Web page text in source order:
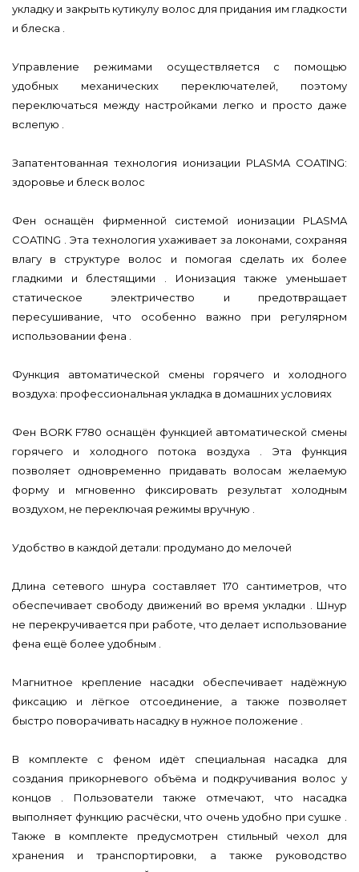
укладку и закрыть кутикулу волос для придания им гладкости
и блеска .
Управление режимами осуществляется с помощью
удобных механических переключателей, поэтому
переключаться между настройками легко и просто даже
вслепую .
Запатентованная технология ионизации PLASMA COATING:
здоровье и блеск волос
Фен оснащён фирменной системой ионизации PLASMA
COATING . Эта технология ухаживает за локонами, сохраняя
влагу в структуре волос и помогая сделать их более
гладкими и блестящими . Ионизация также уменьшает
статическое электричество и предотвращает
пересушивание, что особенно важно при регулярном
использовании фена .
Функция автоматической смены горячего и холодного
воздуха: профессиональная укладка в домашних условиях
Фен BORK F780 оснащён функцией автоматической смены
горячего и холодного потока воздуха . Эта функция
позволяет одновременно придавать волосам желаемую
форму и мгновенно фиксировать результат холодным
воздухом, не переключая режимы вручную .
Удобство в каждой детали: продумано до мелочей
Длина сетевого шнура составляет 170 сантиметров, что
обеспечивает свободу движений во время укладки . Шнур
не перекручивается при работе, что делает использование
фена ещё более удобным .
Магнитное крепление насадки обеспечивает надёжную
фиксацию и лёгкое отсоединение, а также позволяет
быстро поворачивать насадку в нужное положение .
В комплекте с феном идёт специальная насадка для
создания прикорневого объёма и подкручивания волос у
концов . Пользователи также отмечают, что насадка
выполняет функцию расчёски, что очень удобно при сушке .
Также в комплекте предусмотрен стильный чехол для
хранения и транспортировки, а также руководство